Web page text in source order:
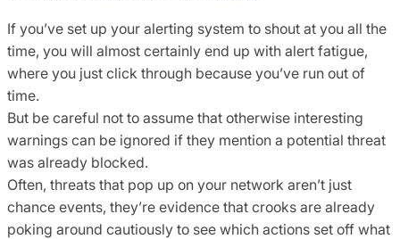
If you’ve set up your alerting system to shout at you all the
time, you will almost certainly end up with alert fatigue,
where you just click through because you’ve run out of
time.
But be careful not to assume that otherwise interesting
warnings can be ignored if they mention a potential threat
was already blocked.
Often, threats that pop up on your network aren’t just
chance events, they’re evidence that crooks are already
poking around cautiously to see which actions set off what